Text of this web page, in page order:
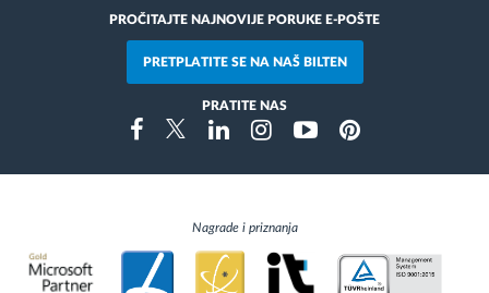
PROČITAJTE NAJNOVIJE PORUKE E-POŠTE
PRETPLATITE SE NA NAŠ BILTEN
PRATITE NAS
FacebookTwitterLinkedinInstragramYoutubePinterest
Nagrade i priznanja